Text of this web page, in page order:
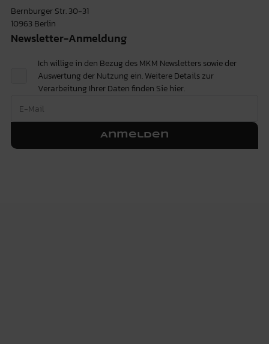
Bernburger Str. 30-31
10963 Berlin
Newsletter-Anmeldung
Ich willige in den Bezug des MKM Newsletters sowie der
Auswertung der Nutzung ein. Weitere Details zur
Verarbeitung Ihrer Daten finden Siehier.
Anmelden